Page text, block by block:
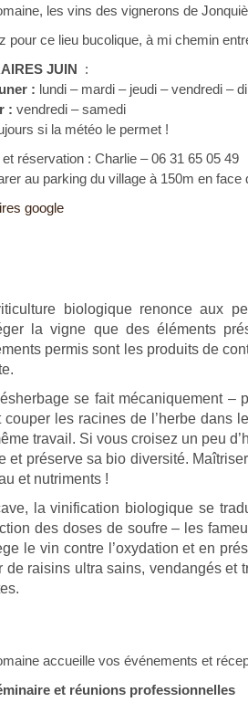
les vins des vignerons de
pour ce lieu bucolique, à mi chemin
JUIN :
: lundi – mardi – jeudi – vendredi –
: vendredi – samedi
si la météo le permet !
et réservation : Charlie –06 31 65 05 49
au parking du village à 150m en face
google
biologique renonce aux
la vigne que des éléments
permis sont les produits de
se fait mécaniquement –
couper les racines de l’herbe dans
travail. Si vous croisez un peu
et préserve sa bio diversité.
et nutriments !
la vinification biologique se
des doses de soufre – les
le vin contre l’oxydation et en
de raisins ultra sains, vendangés et
accueille vos événements et
et réunions professionnelles